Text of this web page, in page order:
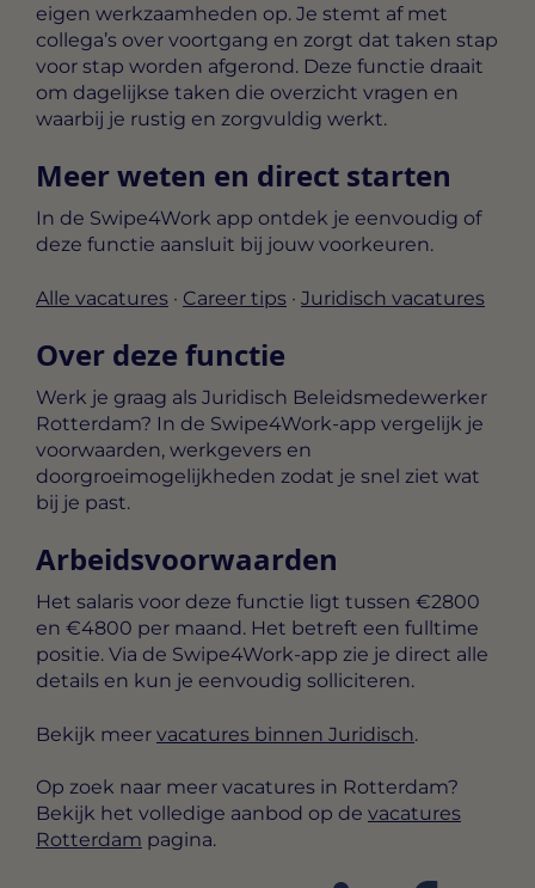
eigen werkzaamheden op. Je stemt af met
collega’s over voortgang en zorgt dat taken stap
voor stap worden afgerond. Deze functie draait
om dagelijkse taken die overzicht vragen en
waarbij je rustig en zorgvuldig werkt.
Meer weten en direct starten
In de Swipe4Work app ontdek je eenvoudig of
deze functie aansluit bij jouw voorkeuren.
Alle vacatures · Career tips · Juridisch vacatures
Over deze functie
Werk je graag als Juridisch Beleidsmedewerker
Rotterdam? In de Swipe4Work-app vergelijk je
voorwaarden, werkgevers en
doorgroeimogelijkheden zodat je snel ziet wat
bij je past.
Arbeidsvoorwaarden
Het salaris voor deze functie ligt tussen €2800
en €4800 per maand . Het betreft een fulltime
positie. Via de Swipe4Work-app zie je direct alle
details en kun je eenvoudig solliciteren.
Bekijk meer vacatures binnen Juridisch.
Op zoek naar meer vacatures in Rotterdam?
Bekijk het volledige aanbod op de vacatures
Rotterdam pagina.